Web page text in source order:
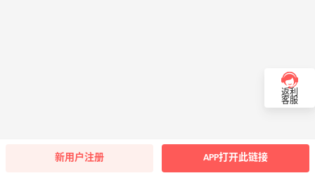
返利
客服
新用户注册 APP打开此链接